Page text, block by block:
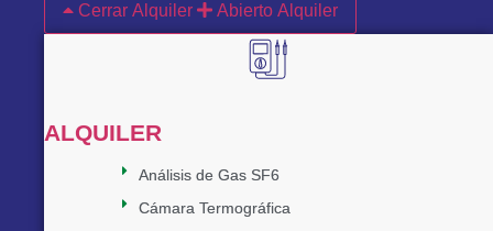
Cerrar Alquiler
Abierto Alquiler
ALQUILER
Análisis de Gas SF6
Cámara Termográfica